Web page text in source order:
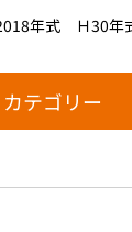
年式 Ｈ30年
カテゴリー